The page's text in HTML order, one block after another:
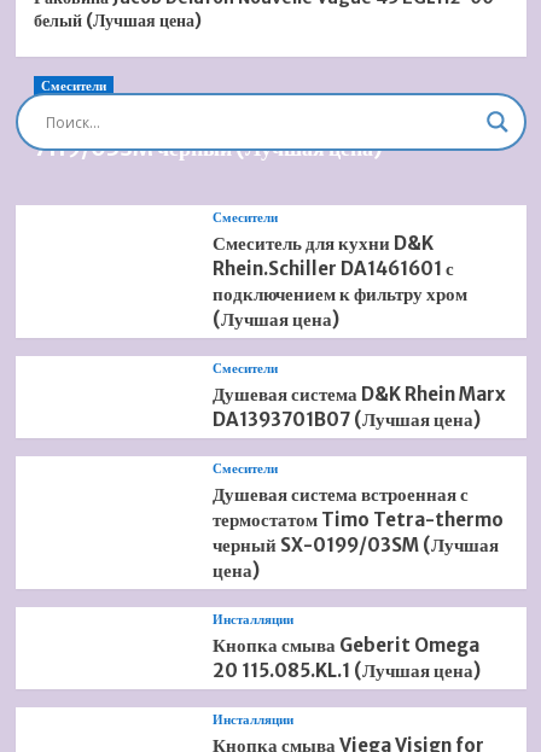
белый (Лучшая цена)
Смесители
Душевая система встроенная Timo Briana SX-
7119/03SM черный (Лучшая цена)
Смесители
Смеситель для кухни D&K
Rhein.Schiller DA1461601 с
подключением к фильтру хром
(Лучшая цена)
Смесители
Душевая система D&K Rhein Marx
DA1393701B07 (Лучшая цена)
Смесители
Душевая система встроенная с
термостатом Timo Tetra-thermo
черный SX-0199/03SM (Лучшая
цена)
Инсталляции
Кнопка смыва Geberit Omega
20 115.085.KL.1 (Лучшая цена)
Инсталляции
Кнопка смыва Viega Visign for